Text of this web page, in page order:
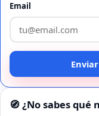
Email
🧭 ¿No sabes qué